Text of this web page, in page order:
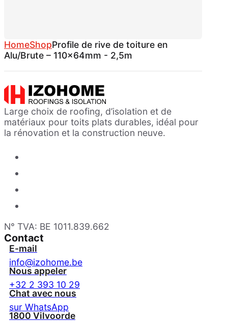
HomeShopProfile de rive de toiture en
Alu/Brute – 110x64mm - 2,5m
Large choix de roofing, d’isolation et de
matériaux pour toits plats durables, idéal pour
la rénovation et la construction neuve.
N° TVA: BE 1011.839.662
Contact
E-mail
info@izohome.be
Nous appeler
+32 2 393 10 29
Chat avec nous
sur WhatsApp
1800 Vilvoorde